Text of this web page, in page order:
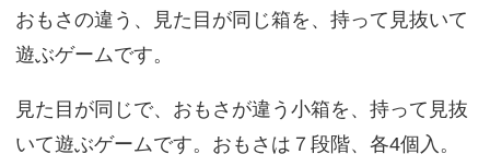
おもさの違う、見た目が同じ箱を、持って見抜いて
遊ぶゲームです。
見た目が同じで、おもさが違う小箱を、持って見抜
いて遊ぶゲームです。おもさは７段階、各4個入。